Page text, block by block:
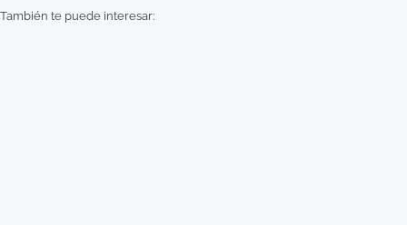
También te puede interesar: